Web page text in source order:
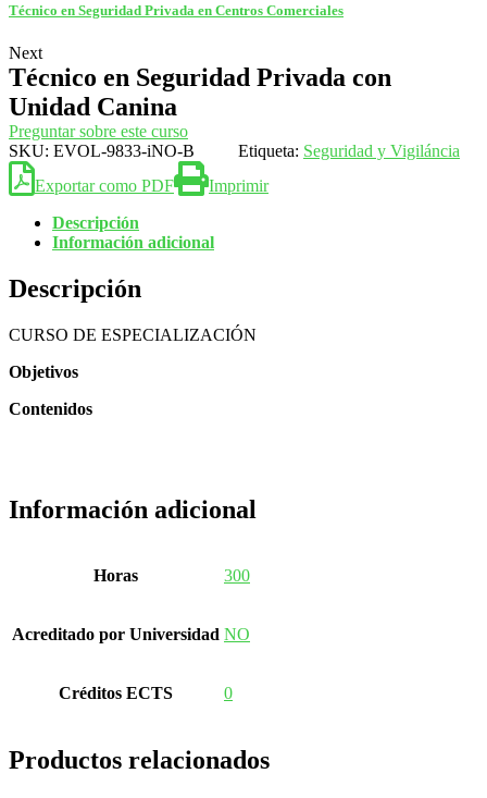
Técnico en Seguridad Privada en Centros Comerciales
Next
Técnico en Seguridad Privada con
Unidad Canina
Preguntar sobre este curso
SKU: EVOL-9833-iNO-B Etiqueta: Seguridad y Vigiláncia
Exportar como PDF
Imprimir
Descripción
Información adicional
Descripción
CURSO DE ESPECIALIZACIÓN
Objetivos
Contenidos
Información adicional
Horas 300
Acreditado por Universidad NO
Créditos ECTS 0
Productos relacionados